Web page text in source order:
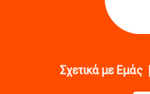
Σχετικά με Εμάς|